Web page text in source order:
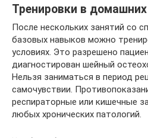
Тренировки в
После нескольких занятий со
базовых навыков можно
условиях. Это разрешено
диагностирован шейный
Нельзя заниматься в период
самочувствии.
респираторные или кишечные
любых хронических патологий.